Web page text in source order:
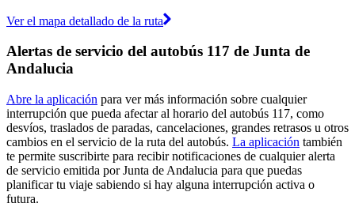
Ver el mapa detallado de la ruta
Alertas de servicio del autobús 117 de Junta de
Andalucia
Abre la aplicación para ver más información sobre cualquier
interrupción que pueda afectar al horario del autobús 117, como
desvíos, traslados de paradas, cancelaciones, grandes retrasos u otros
cambios en el servicio de la ruta del autobús. La aplicación también
te permite suscribirte para recibir notificaciones de cualquier alerta
de servicio emitida por Junta de Andalucia para que puedas
planificar tu viaje sabiendo si hay alguna interrupción activa o
futura.